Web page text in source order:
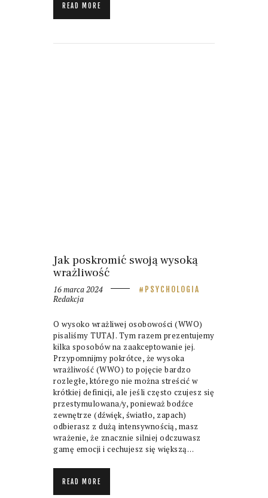
READ MORE
Jak poskromić swoją wysoką
wrażliwość
16 marca 2024 PSYCHOLOGIA
Redakcja
O wysoko wrażliwej osobowości (WWO)
pisaliśmy TUTAJ. Tym razem prezentujemy
kilka sposobów na zaakceptowanie jej.
Przypomnijmy pokrótce, że wysoka
wrażliwość (WWO) to pojęcie bardzo
rozległe, którego nie można streścić w
krótkiej definicji, ale jeśli często czujesz się
przestymulowana/y, ponieważ bodźce
zewnętrze (dźwięk, światło, zapach)
odbierasz z dużą intensywnością, masz
wrażenie, że znacznie silniej odczuwasz
gamę emocji i cechujesz się większą…
READ MORE